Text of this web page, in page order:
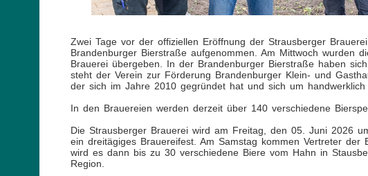
Zwei Tage vor der offiziellen Eröffnung der Strausberger
Brandenburger Bierstraße aufgenommen. Am Mittwoch wurden
Brauerei übergeben. In der Brandenburger Bierstraße haben
steht der Verein zur Förderung Brandenburger Klein- und
der sich im Jahre 2010 gegründet hat und sich um handwerklich
In den Brauereien werden derzeit über 140 verschiedene
Die Strausberger Brauerei wird am Freitag, den 05. Juni 2026
ein dreitägiges Brauereifest. Am Samstag kommen Vertreter
wird es dann bis zu 30 verschiedene Biere vom Hahn in
Region.